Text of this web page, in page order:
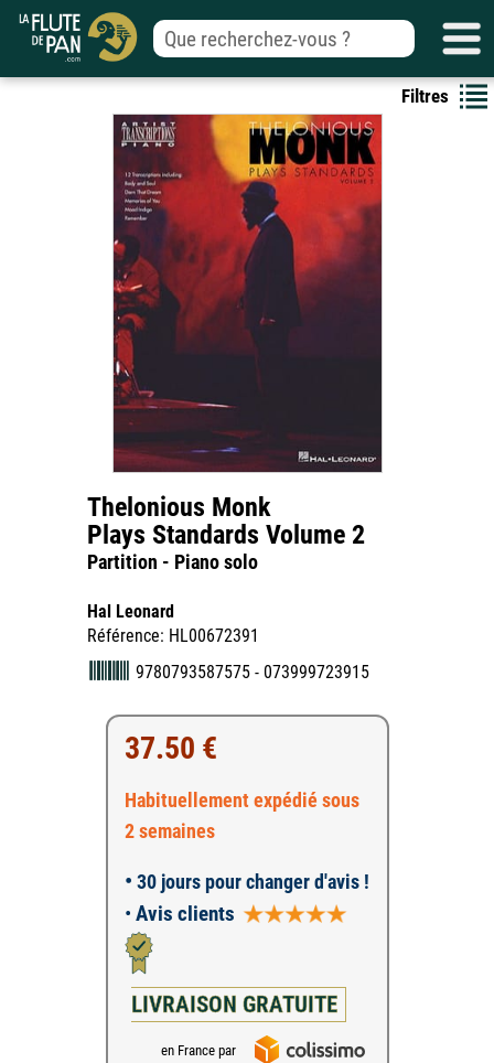
Filtres
Thelonious Monk
Plays Standards Volume 2
Partition - Piano solo
Hal Leonard
Référence: HL00672391
9780793587575 - 073999723915
37.50 €
Habituellement expédié sous
2 semaines
• 30 jours pour changer d'avis !
• Avis clients
LIVRAISON GRATUITE
en France par